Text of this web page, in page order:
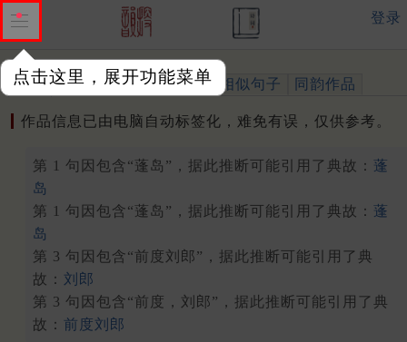
点击这里，展开功能菜单
登录
作品 标注四声 出处、引用 相似句子 同韵作品
作品信息已由电脑自动标签化，难免有误，仅供参考。
第 1 句因包含“蓬岛”，据此推断可能引用了典故： 蓬
岛
第 1 句因包含“蓬岛”，据此推断可能引用了典故： 蓬
岛
第 3 句因包含“前度刘郎”，据此推断可能引用了典
故： 刘郎
第 3 句因包含“前度，刘郎”，据此推断可能引用了典
故： 前度刘郎